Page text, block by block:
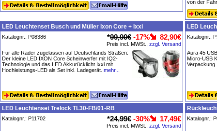
von der
LED Leuchtenset Busch und Müller Ixon Core + Ixxi
Katalognr.: P08386 *99,90€ -17% 82,90€
Preis incl. MWSt., zzgl. Versand
Für alle Räder zugelassen auf Deutschlands Straßen:
Der kleine LED IXON Core Scheinwerfer mit IQ2-
Technologie und das LED Akkurücklicht Ixxi mit
Hochleistungs-LED als Set inkl. Ladegerät. mehr...
LED
Katalognr.:
Aura 45
Micro-USB
Verpackung.
LED Leuchtenset Trelock TL30-FB/01-RB
Katalognr.: P11702 *24,99€ -30% 17,49€
Preis incl. MWSt., zzgl. Versand
Katalognr.: